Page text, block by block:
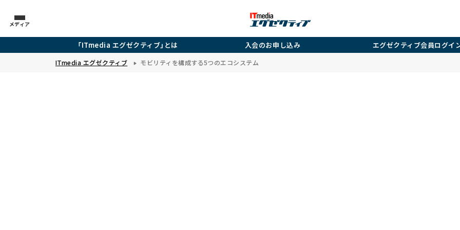
メディア
「ITmedia エグゼクティブ」とは 入会のお申し込み エグゼクティブ会員ログイ
ITmedia エグゼクティブ モビリティを構成する5つのエコシステム